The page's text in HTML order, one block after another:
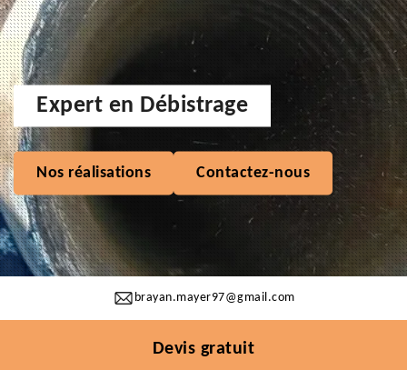
brayan.mayer97@gmail.com
Expert en Débistrage
Nos réalisations Contactez-nous
Devis gratuit